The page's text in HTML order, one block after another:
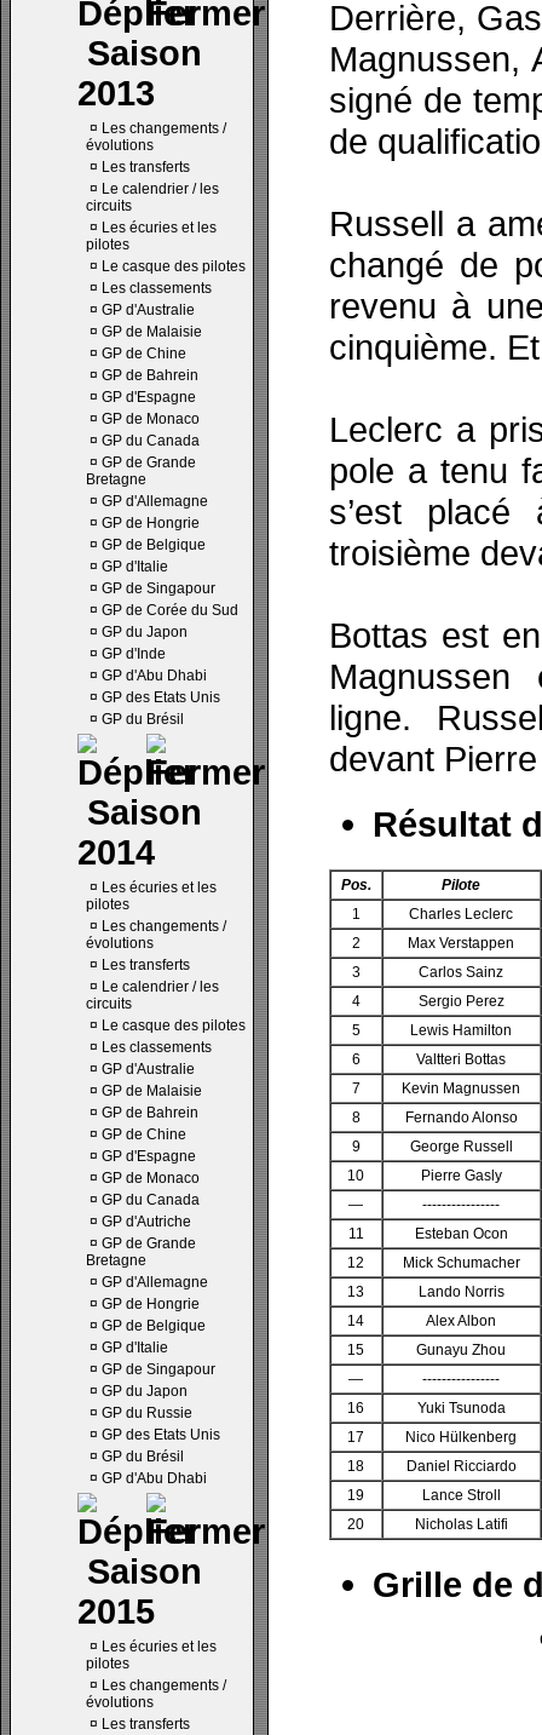
Saison
2013
¤ Les changements /
évolutions
¤ Les transferts
¤ Le calendrier / les
circuits
¤ Les écuries et les
pilotes
¤ Le casque des pilotes
¤ Les classements
¤ GP d'Australie
¤ GP de Malaisie
¤ GP de Chine
¤ GP de Bahrein
¤ GP d'Espagne
¤ GP de Monaco
¤ GP du Canada
¤ GP de Grande
Bretagne
¤ GP d'Allemagne
¤ GP de Hongrie
¤ GP de Belgique
¤ GP d'Italie
¤ GP de Singapour
¤ GP de Corée du Sud
¤ GP du Japon
¤ GP d'Inde
¤ GP d'Abu Dhabi
¤ GP des Etats Unis
¤ GP du Brésil
Saison
2014
¤ Les écuries et les
pilotes
¤ Les changements /
évolutions
¤ Les transferts
¤ Le calendrier / les
circuits
¤ Le casque des pilotes
¤ Les classements
¤ GP d'Australie
¤ GP de Malaisie
¤ GP de Bahrein
¤ GP de Chine
¤ GP d'Espagne
¤ GP de Monaco
¤ GP du Canada
¤ GP d'Autriche
¤ GP de Grande
Bretagne
¤ GP d'Allemagne
¤ GP de Hongrie
¤ GP de Belgique
¤ GP d'Italie
¤ GP de Singapour
¤ GP du Japon
¤ GP du Russie
¤ GP des Etats Unis
¤ GP du Brésil
¤ GP d'Abu Dhabi
Saison
2015
¤ Les écuries et les
pilotes
¤ Les changements /
évolutions
¤ Les transferts
Derrière,
Magnussen,
signé de
de
Russell a
changé de
revenu à
cinquième.
Leclerc a
pole a tenu
s’est
troisième
Bottas est
ligne.
devant
Résultat
Pos.
Pilote
1
Charles Leclerc
2
Max Verstappen
3
Carlos Sainz
4
Sergio Perez
5
Lewis Hamilton
6
Valtteri Bottas
7
Kevin Magnussen
8
Fernando Alonso
9
George Russell
10
Pierre Gasly
—
----------------
11
Esteban Ocon
12
Mick Schumacher
13
Lando Norris
14
Alex Albon
15
Gunayu Zhou
—
----------------
16
Yuki Tsunoda
17
Nico Hülkenberg
18
Daniel Ricciardo
19
Lance Stroll
20
Nicholas Latifi
Grille de